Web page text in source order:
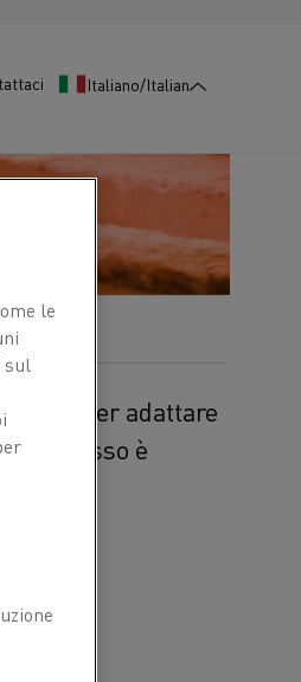
Italiano/Italian
per adattare
successo è
le
sul